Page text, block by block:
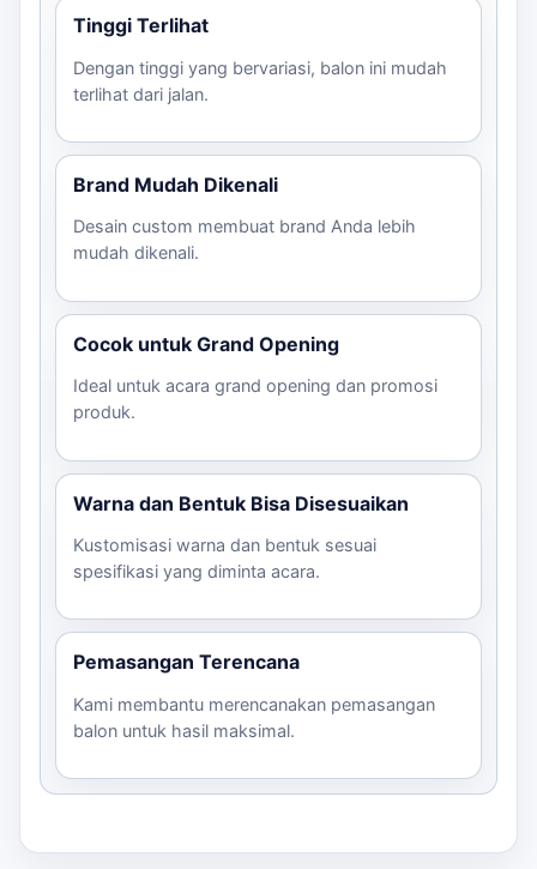
Sky Dancer
Karakter 6
Meter
dan logo custom
karakter
Sewa Sky
Dancer
Event
Custom sesuai
Dengan estimasi waktu produksi 5-10 hari kerja, kami
memastikan Anda mendapatkan produk yang tepat
waktu. konsultasikan kami jika Anda memiliki
Tinggi Terlihat
Dengan tinggi yang bervariasi, balon ini mudah
terlihat dari jalan.
Brand Mudah Dikenali
Desain custom membuat brand Anda lebih
mudah dikenali.
Cocok untuk Grand Opening
Ideal untuk acara grand opening dan promosi
produk.
Warna dan Bentuk Bisa Disesuaikan
Kustomisasi warna dan bentuk sesuai
spesifikasi yang diminta acara.
Pemasangan Terencana
Kami membantu merencanakan pemasangan
balon untuk hasil maksimal.